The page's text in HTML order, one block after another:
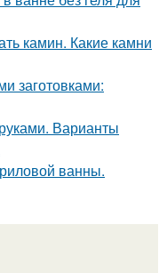
камин. Какие камни
заготовками:
Варианты
ванны.